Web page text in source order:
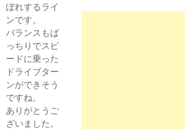
ぼれするライ
ンです。
バランスもば
っちりでスピ
ードに乗った
ドライブター
ンができそう
ですね。
ありがとうご
ざいました。